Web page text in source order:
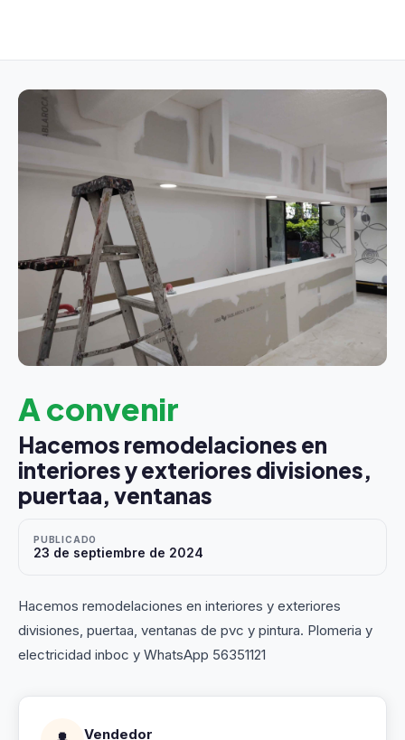
A convenir
Hacemos remodelaciones en
interiores y exteriores divisiones,
puertaa, ventanas
PUBLICADO
23 de septiembre de 2024
Hacemos remodelaciones en interiores y exteriores
divisiones, puertaa, ventanas de pvc y pintura. Plomeria y
electricidad inboc y WhatsApp 56351121
Vendedor